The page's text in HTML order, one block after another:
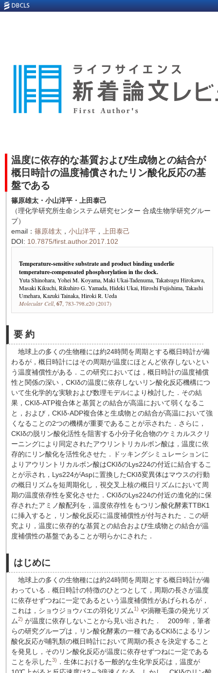
温度に依存的な基質および生成物との結合が
概日時計の温度補償されたリン酸化反応の基
盤である
篠原雄太・小山洋平・上田泰己
（理化学研究所生命システム研究センター 合成生物学研究グルー
プ）
email： 篠原雄太 ， 小山洋平 ，
上田泰己
DOI: 10.7875/first.author.2017.102
Temperature-sensitive substrate and product binding underlie
temperature-compensated phosphorylation in the clock.
Yuta Shinohara, Yohei M. Koyama, Maki Ukai-Tadenuma, Takatsugu Hirokawa,
Masaki Kikuchi, Rikuhiro G. Yamada, Hideki Ukai, Hiroshi Fujishima, Takashi
Umehara, Kazuki Tainaka, Hiroki R. Ueda
Molecular Cell, 67 , 783-798.e20 (2017)
要 約
地球上の多くの生物種には約24時間を周期とする概日時計が備
わるが，概日時計にはその周期が温度にほとんど依存しないとい
う温度補償性がある．この研究においては，概日時計の温度補償
性と関係の深い，CKIδの温度に依存しないリン酸化反応機構につ
いて生化学的な実験および数理モデルにより検討した．その結
果，CKIδ-ATP複合体と基質との結合が高温において弱くなるこ
と，および，CKIδ-ADP複合体と生成物との結合が高温において強
くなることの2つの機構が重要であることが示された．さらに，
CKIδの脱リン酸化活性を阻害する小分子化合物のケミカルスクリ
ーニングにより同定されたアウリントリカルボン酸は，温度に依
存的にリン酸化を活性化させた．ドッキングシミュレーションに
よりアウリントリカルボン酸はCKIδのLys224の付近に結合するこ
とが示され，Lys224がAspに置換したCKIδ変異体はマウスの行動
の概日リズムを短周期化し，視交叉上核の概日リズムにおいて周
期の温度依存性を変化させた．CKIδのLys224の付近の進化的に保
存されたアミノ酸配列を，温度依存性をもつリン酸化酵素TTBK1
に挿入すると，リン酸化反応に温度補償性が付与された．この研
究より，温度に依存的な基質との結合および生成物との結合が温
度補償性の基盤であることが明らかにされた．
はじめに
地球上の多くの生物種には約24時間を周期とする概日時計が備
わっている．概日時計の特徴のひとつとして，周期の長さが温度
に依存せずつねに一定であるという温度補償性があげられるが，
これは，ショウジョウバエの羽化リズム 1) や渦鞭毛藻の発光リズ
ム2) が温度に依存しないことから見い出された．
2009年，筆者
らの研究グループは，リン酸化酵素の一種であるCKIδによるリン
酸化反応が哺乳類の概日時計において周期の長さを決定すること
を発見し，そのリン酸化反応が温度に依存せずつねに一定である
ことを示した3) ．生体における一般的な生化学反応は，温度が